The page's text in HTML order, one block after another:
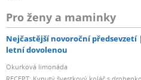
Pro ženy a maminky
Nejčastější novoroční předsevzetí
letní dovolenou
Okurková limonáda